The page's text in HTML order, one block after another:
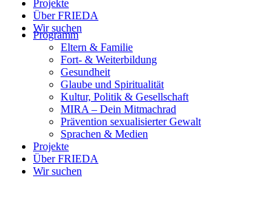
Projekte
Über FRIEDA
Wir suchen
Programm
Eltern & Familie
Fort- & Weiterbildung
Gesundheit
Glaube und Spiritualität
Kultur, Politik & Gesellschaft
MIRA – Dein Mitmachrad
Prävention sexualisierter Gewalt
Sprachen & Medien
Projekte
Über FRIEDA
Wir suchen